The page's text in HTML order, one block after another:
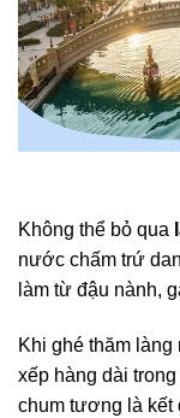
Không thể bỏ qua
nước chấm trứ
làm từ đậu nành,
Khi ghé thăm
xếp hàng dài
chum tương là kết